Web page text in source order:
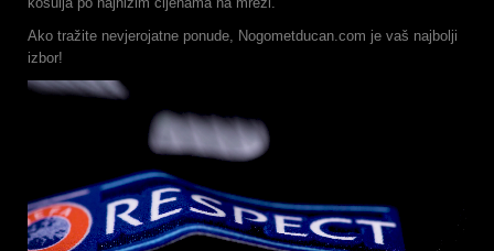
Ako tražite nevjerojatne ponude, Nogometducan.com je vaš najbolji
izbor!